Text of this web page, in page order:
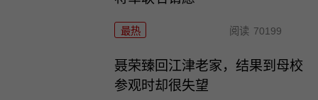
最热 阅读 70199
聂荣臻回江津老家，结果到母校
参观时却很失望